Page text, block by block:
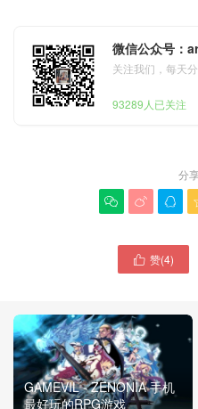
微信公众号：
关注我们，每天
93289人已关注
分
  
 赞(4)
GAMEVIL - ZENONIA 手机
最好玩的RPG游戏